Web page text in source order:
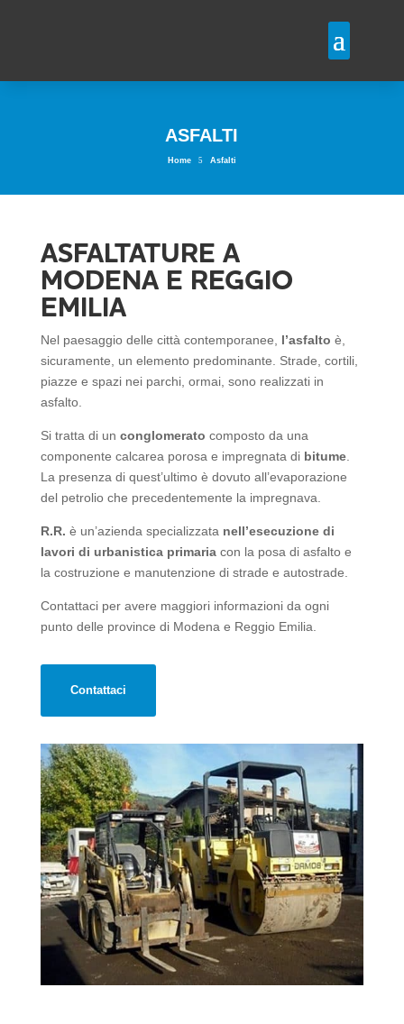
ASFALTI
Home 5 Asfalti
ASFALTATURE A
MODENA E REGGIO
EMILIA
Nel paesaggio delle città contemporanee, l’asfalto è,
sicuramente, un elemento predominante. Strade, cortili,
piazze e spazi nei parchi, ormai, sono realizzati in
asfalto.
Si tratta di un conglomerato composto da una
componente calcarea porosa e impregnata di bitume.
La presenza di quest’ultimo è dovuto all’evaporazione
del petrolio che precedentemente la impregnava.
R.R. è un’azienda specializzata nell’esecuzione di
lavori di urbanistica primariacon la posa di asfalto e
la costruzione e manutenzione di strade e autostrade.
Contattaci per avere maggiori informazioni da ogni
punto delle province di Modena e Reggio Emilia.
Contattaci